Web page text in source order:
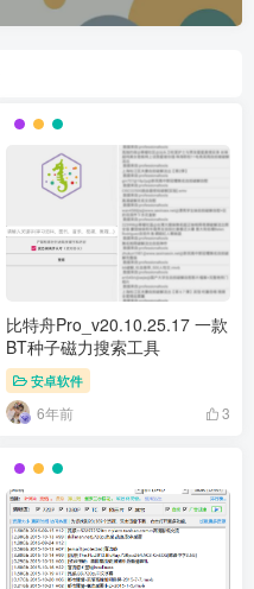
比特舟Pro_v20.10.25.17 一款
BT种子磁力搜索工具
安卓软件
6年前 3